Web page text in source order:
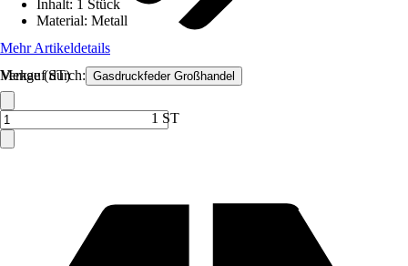
Verkauf durch: Gasdruckfeder Großhandel
Inhalt: 1 Stück
Material: Metall
Mehr Artikeldetails
Menge (ST)
1 ST